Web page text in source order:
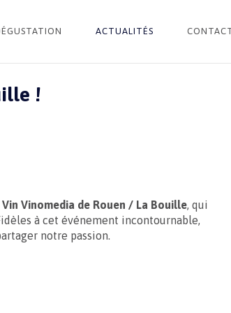
ACTUALITÉS
!
Vinomedia de Rouen / La Bouille, qui
à cet événement incontournable,
notre passion.